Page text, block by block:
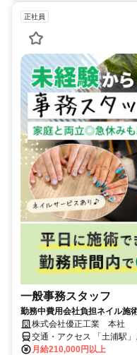
正社員
一般事務スタッフ
勤務中費用会社負担ネイル施
株式会社優正工業 本社
交通・アクセス 「土浦駅
月給210,000円以上